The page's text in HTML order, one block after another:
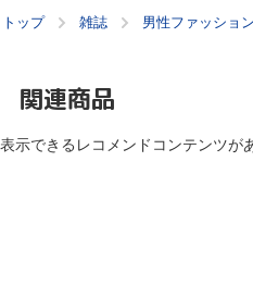
トップ 雑誌 男性ファッショ
関連商品
表示できるレコメンドコンテンツが